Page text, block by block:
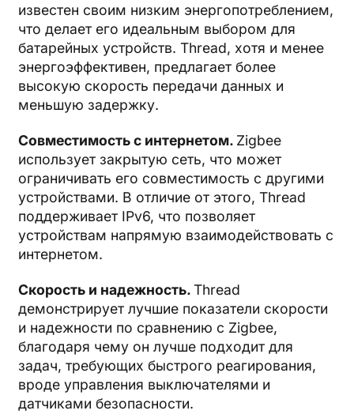
известен своим низким энергопотреблением,
что делает его идеальным выбором для
батарейных устройств. Thread, хотя и менее
энергоэффективен, предлагает более
высокую скорость передачи данных и
меньшую задержку.
Совместимость с интернетом. Zigbee
использует закрытую сеть, что может
ограничивать его совместимость с другими
устройствами. В отличие от этого, Thread
поддерживает IPv6, что позволяет
устройствам напрямую взаимодействовать с
интернетом.
Скорость и надежность.Thread
демонстрирует лучшие показатели скорости
и надежности по сравнению с Zigbee,
благодаря чему он лучше подходит для
задач, требующих быстрого реагирования,
вроде управления выключателями и
датчиками безопасности.